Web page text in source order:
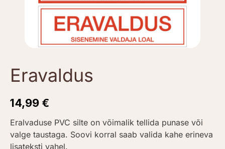
Eravaldus
14,99 €
Eralvaduse PVC silte on võimalik tellida punase või
valge taustaga. Soovi korral saab valida kahe erineva
lisateksti vahel.